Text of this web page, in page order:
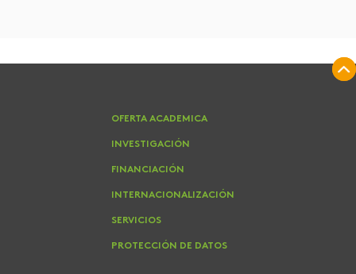
OFERTA ACADEMICA
INVESTIGACIÓN
FINANCIACIÓN
INTERNACIONALIZACIÓN
SERVICIOS
PROTECCIÓN DE DATOS